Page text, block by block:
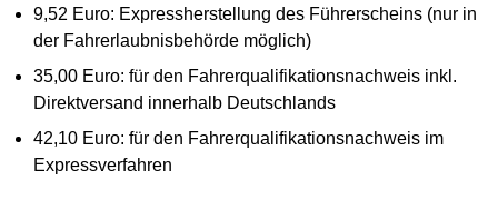
9,52 Euro: Expressherstellung des Führerscheins (nur in
der Fahrerlaubnisbehörde möglich)
35,00 Euro: für den Fahrerqualifikationsnachweis inkl.
Direktversand innerhalb Deutschlands
42,10 Euro: für den Fahrerqualifikationsnachweis im
Expressverfahren